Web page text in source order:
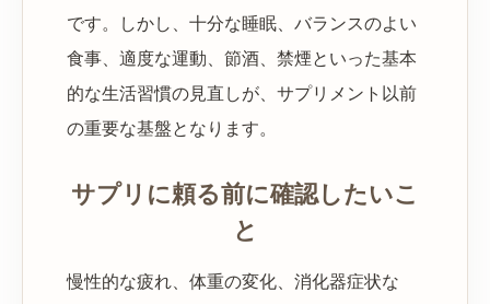
です。しかし、十分な睡眠、バランスのよい
食事、適度な運動、節酒、禁煙といった基本
的な生活習慣の見直しが、サプリメント以前
の重要な基盤となります。
サプリに頼る前に確認したいこ
と
慢性的な疲れ、体重の変化、消化器症状な